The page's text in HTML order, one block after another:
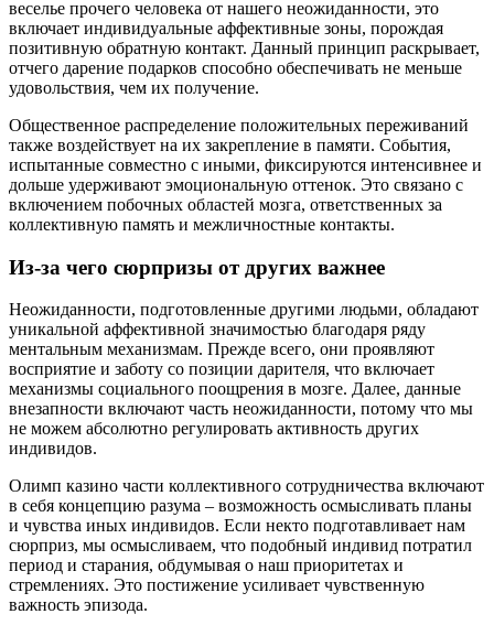
веселье прочего человека от нашего неожиданности, это
включает индивидуальные аффективные зоны, порождая
позитивную обратную контакт. Данный принцип раскрывает,
отчего дарение подарков способно обеспечивать не меньше
удовольствия, чем их получение.
Общественное распределение положительных переживаний
также воздействует на их закрепление в памяти. События,
испытанные совместно с иными, фиксируются интенсивнее и
дольше удерживают эмоциональную оттенок. Это связано с
включением побочных областей мозга, ответственных за
коллективную память и межличностные контакты.
Из-за чего сюрпризы от других важнее
Неожиданности, подготовленные другими людьми, обладают
уникальной аффективной значимостью благодаря ряду
ментальным механизмам. Прежде всего, они проявляют
восприятие и заботу со позиции дарителя, что включает
механизмы социального поощрения в мозге. Далее, данные
внезапности включают часть неожиданности, потому что мы
не можем абсолютно регулировать активность других
индивидов.
Олимп казино части коллективного сотрудничества включают
в себя концепцию разума – возможность осмысливать планы
и чувства иных индивидов. Если некто подготавливает нам
сюрприз, мы осмысливаем, что подобный индивид потратил
период и старания, обдумывая о наш приоритетах и
стремлениях. Это постижение усиливает чувственную
важность эпизода.